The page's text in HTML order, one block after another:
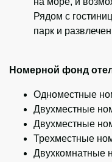
Рядом с
парк и
Номерной фонд
Одноместные
Двухместные
Двухместные
Трехместные
Двухкомнатные